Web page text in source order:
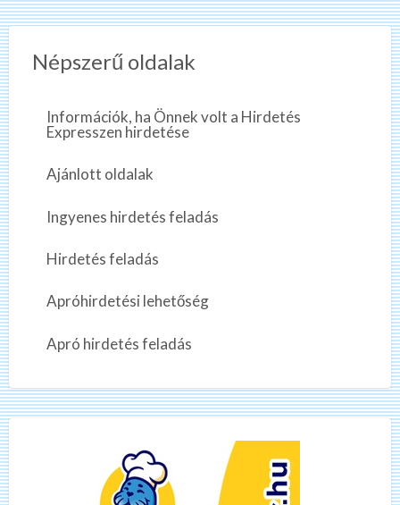
Népszerű oldalak
Információk, ha Önnek volt a Hirdetés
Expresszen hirdetése
Ajánlott oldalak
Ingyenes hirdetés feladás
Hirdetés feladás
Apróhirdetési lehetőség
Apró hirdetés feladás